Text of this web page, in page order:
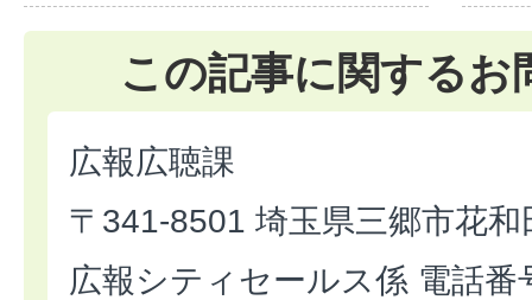
この記事に関するお
広報広聴課
〒341-8501 埼玉県三郷市花
広報シティセールス係 電話